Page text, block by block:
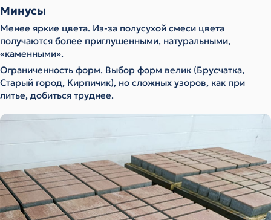
Минусы
Менее яркие цвета. Из-за полусухой смеси цвета
получаются более приглушенными, натуральными,
«каменными».
Ограниченность форм. Выбор форм велик (Брусчатка,
Старый город, Кирпичик), но сложных узоров, как при
литье, добиться труднее.